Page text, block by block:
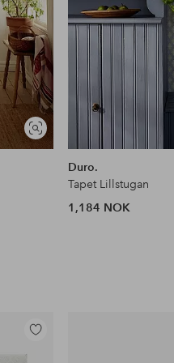
Vis
lignende
Duro.
Tapet Lillstugan
1,184 NOK
Legg
til